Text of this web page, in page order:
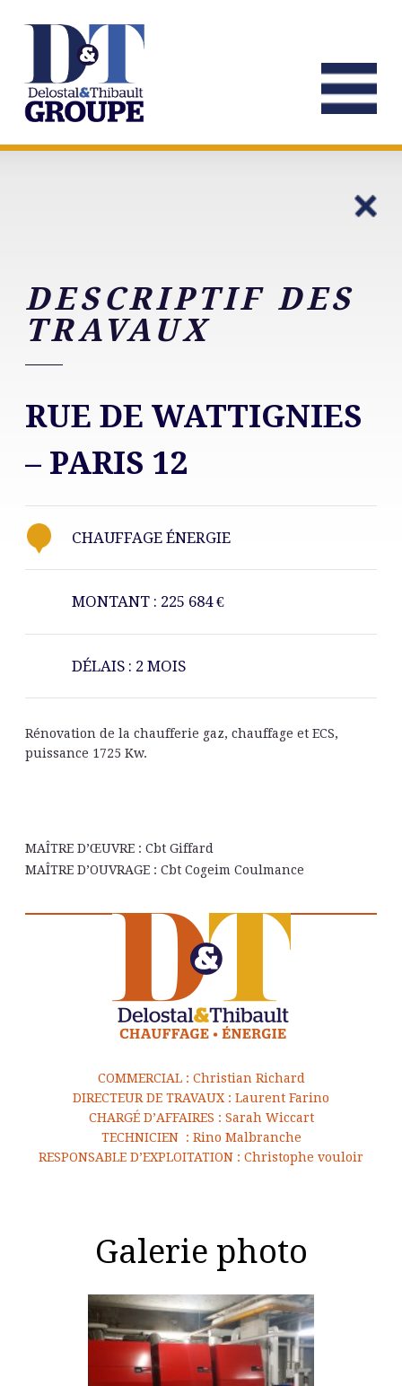
DESCRIPTIF DES
TRAVAUX
RUE DE WATTIGNIES
– PARIS 12
CHAUFFAGE ÉNERGIE
MONTANT : 225 684 €
DÉLAIS : 2 MOIS
Rénovation de la chaufferie gaz, chauffage et ECS,
puissance 1725 Kw.
MAÎTRE D’ŒUVRE : Cbt Giffard
MAÎTRE D’OUVRAGE : Cbt Cogeim Coulmance
COMMERCIAL : Christian Richard
DIRECTEUR DE TRAVAUX : Laurent Farino
CHARGÉ D’AFFAIRES : Sarah Wiccart
TECHNICIEN : Rino Malbranche
RESPONSABLE D’EXPLOITATION : Christophe vouloir